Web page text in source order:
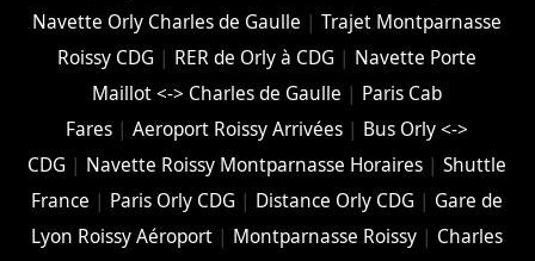
Navette Orly Charles de Gaulle |Trajet Montparnasse
Roissy CDG | RER de Orly à CDG | Navette Porte
Maillot <-> Charles de Gaulle | Paris Cab
Fares |Aeroport Roissy Arrivées | Bus Orly <->
CDG | Navette Roissy Montparnasse Horaires |Shuttle
France | Paris Orly CDG | Distance Orly CDG | Gare de
Lyon Roissy Aéroport | Montparnasse Roissy | Charles